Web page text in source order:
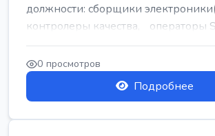
должности: сборщики
контролеры качества, операторы
0 просмотров
Подробнее